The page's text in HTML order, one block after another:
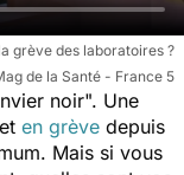
grève des laboratoires ?
de la Santé - France 5
noir". Une
en grève depuis
Mais si vous